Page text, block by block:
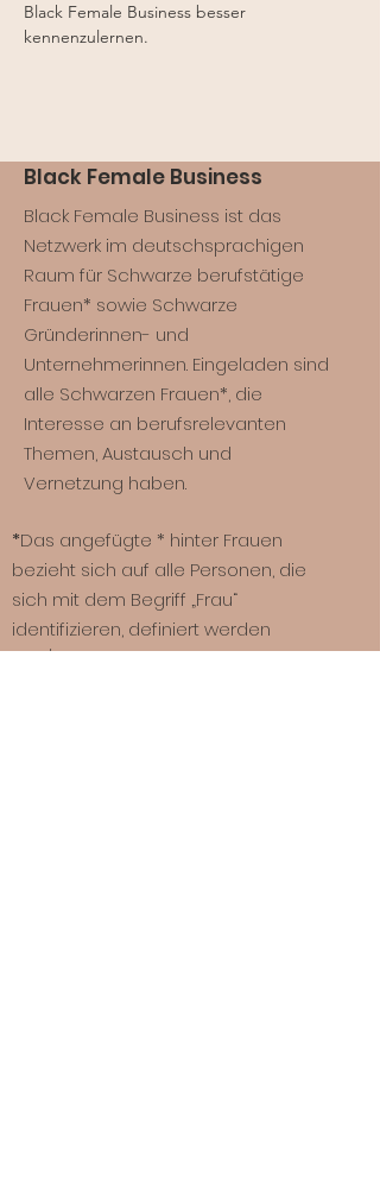
Black Female Business besser
kennenzulernen.
Black Female Business
Black Female Business ist das
Netzwerk im deutschsprachigen
Raum für Schwarze berufstätige
Frauen* sowie Schwarze
Gründerinnen- und
Unternehmerinnen. Eingeladen sind
alle Schwarzen Frauen*, die
Interesse an berufsrelevanten
Themen, Austausch und
Vernetzung haben.
*Das angefügte * hinter Frauen
bezieht sich auf alle Personen, die
sich mit dem Begriff „Frau“
identifizieren, definiert werden
und/oder sich sichtbar gemacht